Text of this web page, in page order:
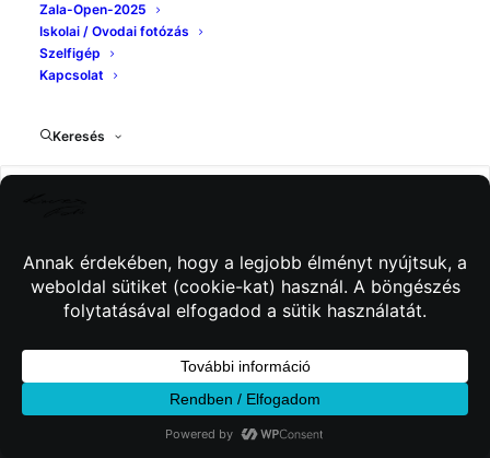
Zala-Open-2025
Iskolai / Ovodai fotózás
Szelfigép
Kapcsolat
Keresés
© 2026 Kincses Fotó. Minden jog fenntartva